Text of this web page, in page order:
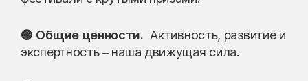
🟢 Общие ценности. Активность, развитие и
экспертность – наша движущая сила.